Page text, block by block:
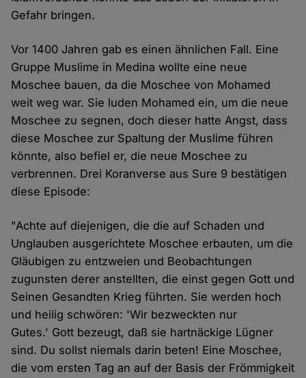
Gefahr bringen.
Vor 1400 Jahren gab es einen ähnlichen Fall. Eine
Gruppe Muslime in Medina wollte eine neue
Moschee bauen, da die Moschee von Mohamed
weit weg war. Sie luden Mohamed ein, um die neue
Moschee zu segnen, doch dieser hatte Angst, dass
diese Moschee zur Spaltung der Muslime führen
könnte, also befiel er, die neue Moschee zu
verbrennen. Drei Koranverse aus Sure 9 bestätigen
diese Episode:
"Achte auf diejenigen, die die auf Schaden und
Unglauben ausgerichtete Moschee erbauten, um die
Gläubigen zu entzweien und Beobachtungen
zugunsten derer anstellten, die einst gegen Gott und
Seinen Gesandten Krieg führten. Sie werden hoch
und heilig schwören: 'Wir bezweckten nur
Gutes.' Gott bezeugt, daß sie hartnäckige Lügner
sind. Du sollst niemals darin beten! Eine Moschee,
die vom ersten Tag an auf der Basis der Frömmigkeit